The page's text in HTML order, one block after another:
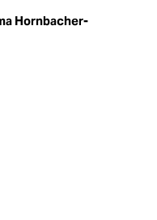
Hornbacher-